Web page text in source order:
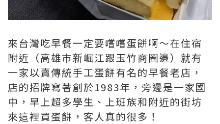
來台灣吃早餐一定要嚐嚐蛋餅啊～在住宿
附近（高雄市新崛江跟玉竹商圈邊）就有
一家以賣傳統手工蛋餅有名的早餐老店，
店的招牌寫著創於1983年，旁邊是一家國
中，早上超多學生、上班族和附近的街坊
來這裡買蛋餅，客人真的很多！